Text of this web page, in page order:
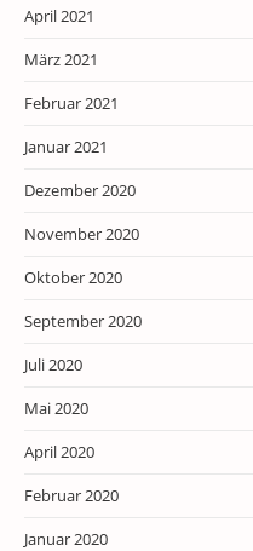
April 2021
März 2021
Februar 2021
Januar 2021
Dezember 2020
November 2020
Oktober 2020
September 2020
Juli 2020
Mai 2020
April 2020
Februar 2020
Januar 2020